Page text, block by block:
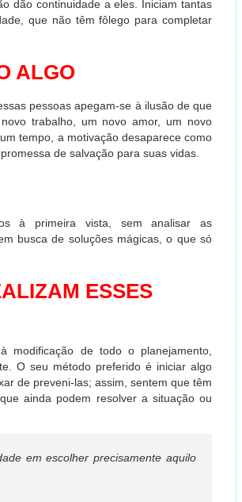
dão continuidade a eles. Iniciam tantas
que não têm fôlego para completar
ALGO
pessoas apegam-se à ilusão de que
trabalho, um novo amor, um novo
tempo, a motivação desaparece como
de salvação para suas vidas.
à primeira vista, sem analisar as
busca de soluções mágicas, o que só
ESSES
modificação de todo o planejamento,
O seu método preferido é iniciar algo
de preveni-las; assim, sentem que têm
ainda podem resolver a situação ou
em escolher precisamente aquilo